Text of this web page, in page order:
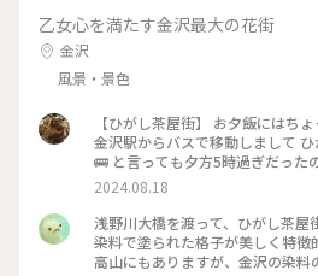
乙女心を満たす金沢最大の花街
金沢
風景・景色
【ひがし茶屋街】 お夕飯にはち
金沢駅からバスで移動しまして
🚌 と言っても夕方5時過ぎだった
ー😱 お目当てだったカフェも金
いのー⁈😭な様子でしたが 食べ
りに 夕方になりだいぶ涼しくな
めで堪能できたのでそれはそれで
茶屋街はまた今度のお楽しみに取
2024.08.18
浅野川大橋を渡って、ひがし茶屋街へ。 紅殻という独
染料で塗られた格子が美しく特徴
高山にもありますが、金沢の染料